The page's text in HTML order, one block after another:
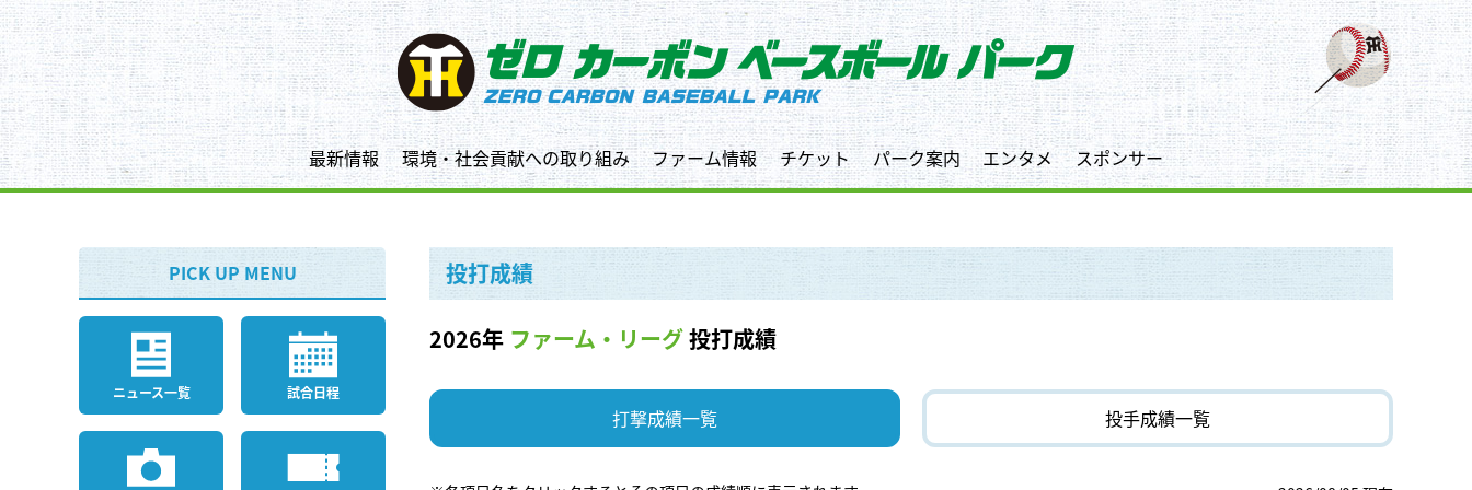
最新情報 環境・社会貢献への取り組み ファーム情報 チケット パーク案内 エンタメ スポンサー
PICK UP MENU
ニュース一覧 試合日程
投打成績
2026年 ファーム・リーグ投打成績
打撃成績一覧 投手成績一覧